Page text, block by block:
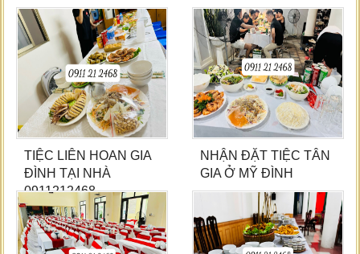
TIỆC LIÊN HOAN GIA
ĐÌNH TẠI NHÀ
0911212468
NHẬN ĐẶT TIỆC TÂN
GIA Ở MỸ ĐÌNH